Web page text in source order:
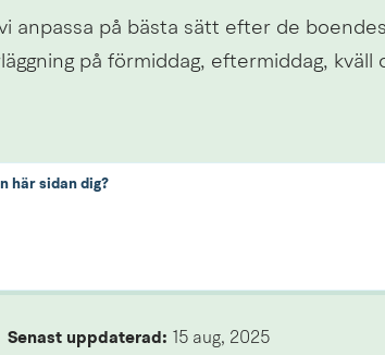
anpassa på bästa sätt efter de
på förmiddag, eftermiddag, kväll
här sidan dig?
Senast uppdaterad: 15 aug, 2025